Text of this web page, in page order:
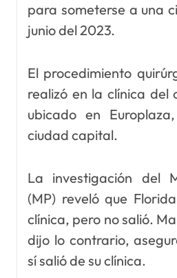
para someterse a una
junio del 2023.
El procedimiento
realizó en la clínica del
ubicado en
ciudad capital.
La investigación del
(MP) reveló que
clínica, pero no salió.
dijo lo contrario,
sí salió de su clínica.